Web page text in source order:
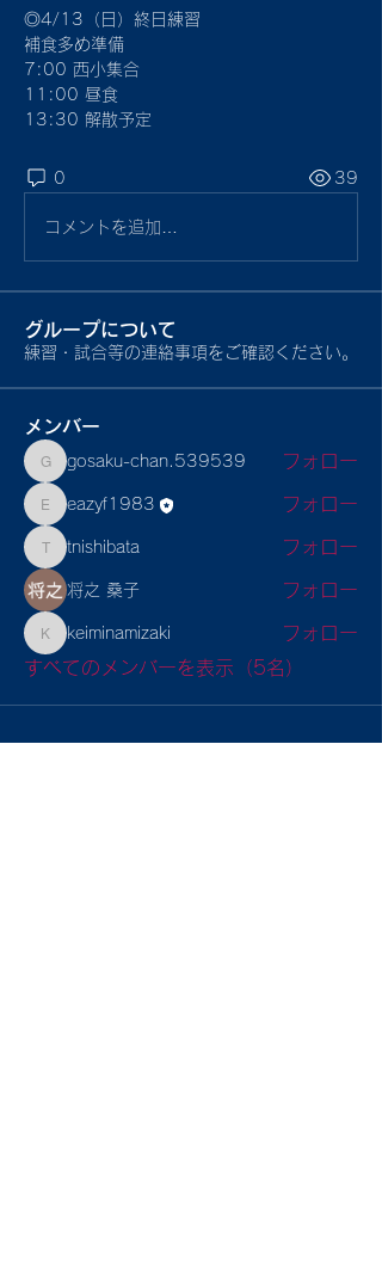
◎4/13（日）終日練習
補食多め準備
7:00 西小集合
11:00 昼食
13:30 解散予定
0 39
コメントを追加…
グループについて
練習・試合等の連絡事項をご確認ください。
メンバー
gosaku-chan.539539
gosaku-chan.539539 フォロー
eazyf1983
eazyf1983 フォロー
tnishibata
tnishibata フォロー
将之 桑子 フォロー
keiminamizaki
keiminamizaki
フォロー
すべてのメンバーを表示（5名）